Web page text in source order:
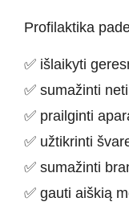
Profilaktika
✅ išlaikyti
✅ sumažinti
✅ prailginti
✅ užtikrinti
✅ sumažinti
✅ gauti aiškią